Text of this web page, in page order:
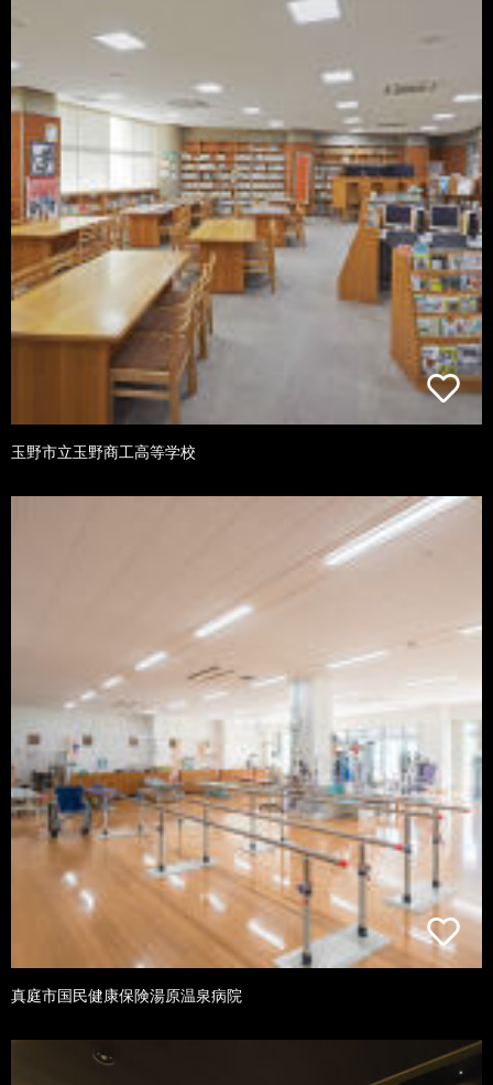
玉野市立玉野商工高等学校
真庭市国民健康保険湯原温泉病院